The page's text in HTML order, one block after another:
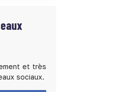
et très
sociaux.